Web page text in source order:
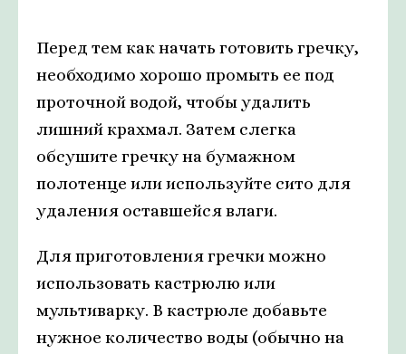
Перед тем как начать готовить гречку,
необходимо хорошо промыть ее под
проточной водой, чтобы удалить
лишний крахмал. Затем слегка
обсушите гречку на бумажном
полотенце или используйте сито для
удаления оставшейся влаги.
Для приготовления гречки можно
использовать кастрюлю или
мультиварку. В кастрюле добавьте
нужное количество воды (обычно на